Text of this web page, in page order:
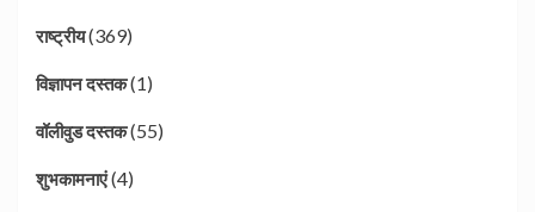
राष्ट्रीय(369)
विज्ञापन दस्तक(1)
वॉलीवुड दस्तक(55)
शुभकामनाएं(4)